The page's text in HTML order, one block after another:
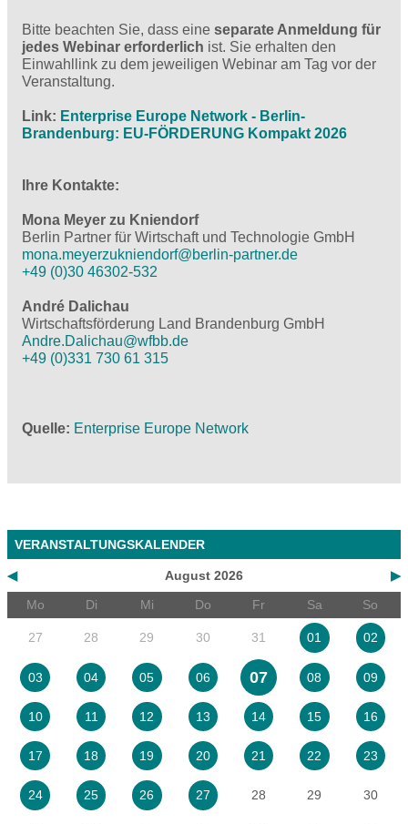
Bitte beachten Sie, dass eine separate Anmeldung für
jedes Webinar erforderlich ist. Sie erhalten den
Einwahllink zu dem jeweiligen Webinar am Tag vor der
Veranstaltung.
Link: Enterprise Europe Network - Berlin-
Brandenburg: EU-FÖRDERUNG Kompakt 2026
Ihre Kontakte:
Mona Meyer zu Kniendorf
Berlin Partner für Wirtschaft und Technologie GmbH
mona.meyerzukniendorf@berlin-partner.de
+49 (0)30 46302-532
André Dalichau
Wirtschaftsförderung Land Brandenburg GmbH
Andre.Dalichau@wfbb.de
+49 (0)331 730 61 315
Quelle Enterprise Europe Network
VERANSTALTUNGSKALENDER
◀ ▶
August 2026
Mo
Di Mi Do Fr Sa So
27 28 29 30 31 01 02
03 04 05 06 07 08 09
10 11 12 13 14 15 16
17 18 19 20 21 22 23
24 25 26 27 28 29 30